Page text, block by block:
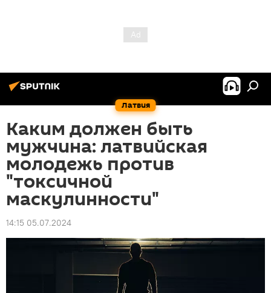
Латвия
Каким должен быть
мужчина: латвийская
молодежь против
"токсичной
маскулинности"
14:15 05.07.2024